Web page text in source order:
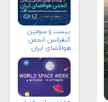
بیست و سومین
کنفرانس انجمن
هوافضای ايران